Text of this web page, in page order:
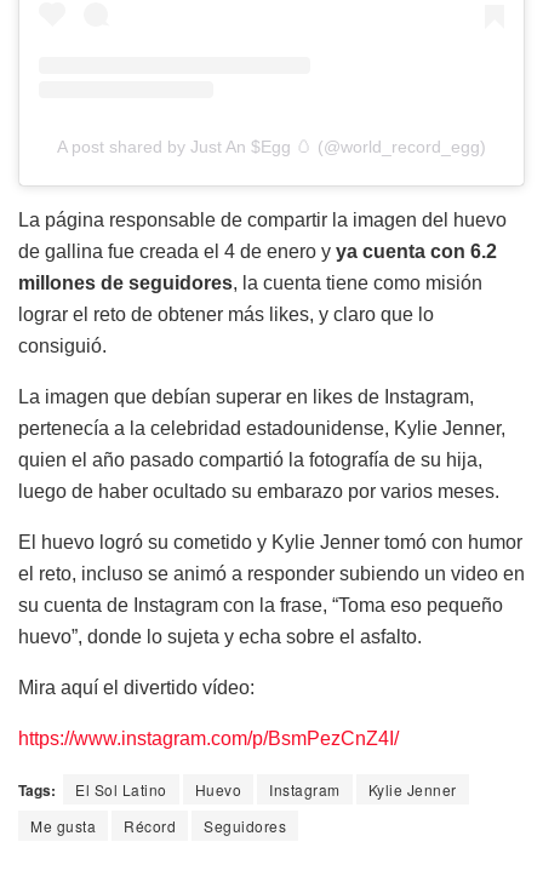
A post shared by Just An $Egg 🥚 (@world_record_egg)
La página responsable de compartir la imagen del huevo
de gallina fue creada el 4 de enero y ya cuenta con 6.2
millones de seguidores, la cuenta tiene como misión
lograr el reto de obtener más likes, y claro que lo
consiguió.
La imagen que debían superar en likes de Instagram,
pertenecía a la celebridad estadounidense, Kylie Jenner,
quien el año pasado compartió la fotografía de su hija,
luego de haber ocultado su embarazo por varios meses.
El huevo logró su cometido y Kylie Jenner tomó con humor
el reto, incluso se animó a responder subiendo un video en
su cuenta de Instagram con la frase, “Toma eso pequeño
huevo”, donde lo sujeta y echa sobre el asfalto.
Mira aquí el divertido vídeo:
https://www.instagram.com/p/BsmPezCnZ4I/
Tags: El Sol Latino Huevo Instagram
Kylie Jenner
Me gusta
Récord Seguidores